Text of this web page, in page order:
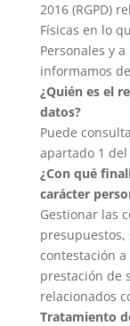
2016 (RGPD)
Físicas en lo
Personales y
informamos
¿Quién es el
datos?
Puede
apartado 1 del
¿Con qué
carácter
Gestionar las
contestación
prestación de
relacionados
Tratamiento